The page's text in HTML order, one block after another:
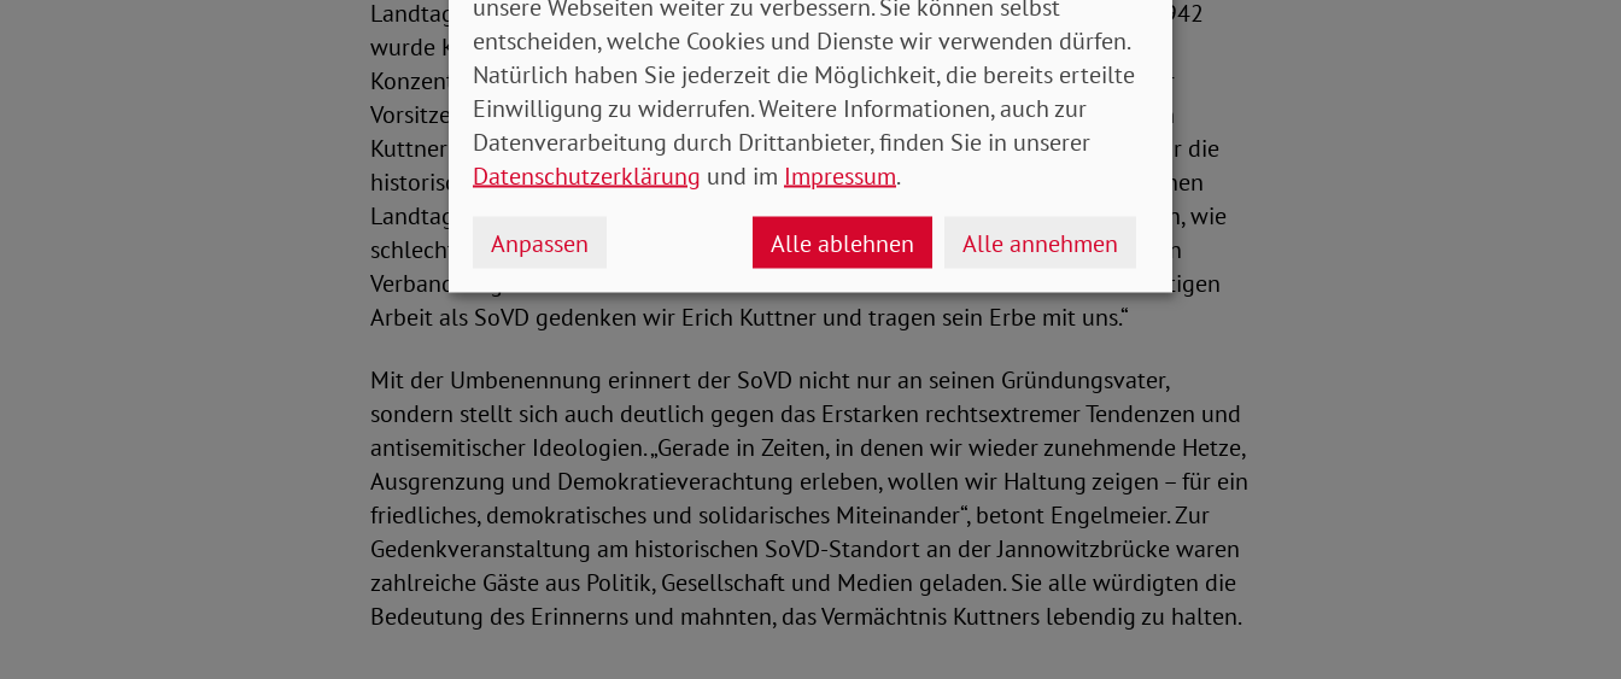
Landtag kämpfte er unermüdlich für eine soziale und gerechte Gesellschaft. 1942
wurde Kuttner von den Nationalsozialisten verhaftet und schließlich im
Konzentrationslager Mauthausen ermordet. Alfred Bornhalm, stellvertretender
Vorsitzender des SoVD-Verbandsrates, würdigte Kuttner mit den Worten: „Erich
Kuttner ist bis heute prägend für unseren Verband. Er war Journalist und hat für die
historische SPD-Zeitung ‚Vorwärts‘ geschrieben, er saß für die SPD im Preußischen
Landtag und er war Kriegsverletzter aus dem Ersten Weltkrieg. Nachdem er sah, wie
schlecht die Versorgungslage der Kriegsgeschädigten war, beschloss er unseren
Verband zu gründen und war in den ersten Jahren Vorsitzender. In unserer heutigen
Arbeit als SoVD gedenken wir Erich Kuttner und tragen sein Erbe mit uns.“
Mit der Umbenennung erinnert der SoVD nicht nur an seinen Gründungsvater,
sondern stellt sich auch deutlich gegen das Erstarken rechtsextremer Tendenzen und
antisemitischer Ideologien. „Gerade in Zeiten, in denen wir wieder zunehmende Hetze,
Ausgrenzung und Demokratieverachtung erleben, wollen wir Haltung zeigen – für ein
friedliches, demokratisches und solidarisches Miteinander“, betont Engelmeier. Zur
Gedenkveranstaltung am historischen SoVD-Standort an der Jannowitzbrücke waren
zahlreiche Gäste aus Politik, Gesellschaft und Medien geladen. Sie alle würdigten die
Bedeutung des Erinnerns und mahnten, das Vermächtnis Kuttners lebendig zu halten.
unsere Webseiten weiter zu verbessern. Sie können selbst
entscheiden, welche Cookies und Dienste wir verwenden dürfen.
Natürlich haben Sie jederzeit die Möglichkeit, die bereits erteilte
Einwilligung zu widerrufen. Weitere Informationen, auch zur
Datenverarbeitung durch Drittanbieter, finden Sie in unserer
Datenschutzerklärung und im Impressum.
Anpassen Alle ablehnen Alle annehmen